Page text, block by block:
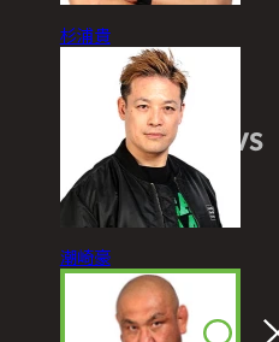
杉浦貴
潮崎豪
VS